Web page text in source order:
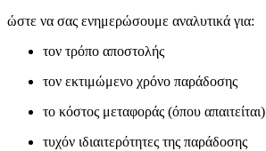
ώστε να σας ενημερώσουμε αναλυτικά για:
τον τρόπο αποστολής
τον εκτιμώμενο χρόνο παράδοσης
το κόστος μεταφοράς (όπου απαιτείται)
τυχόν ιδιαιτερότητες της παράδοσης